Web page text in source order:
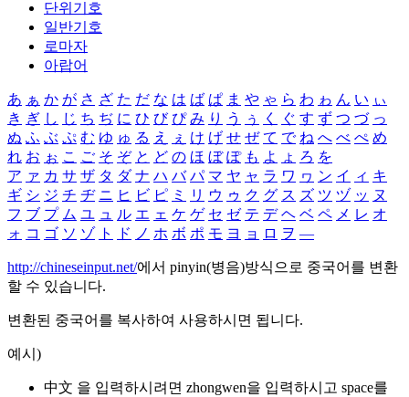
단위기호
일반기호
로마자
아랍어
あ ぁ か が さ ざ た だ な は ば ぱ ま や ゃ ら わ ゎ ん い ぃ
き ぎ し じ ち ぢ に ひ び ぴ み り う ぅ く ぐ す ず つ づ っ
ぬ ふ ぶ ぷ む ゆ ゅ る え ぇ け げ せ ぜ て で ね へ べ ぺ め
れ お ぉ こ ご そ ぞ と ど の ほ ぼ ぽ も よ ょ ろ を
ア ァ カ サ ザ タ ダ ナ ハ バ パ マ ヤ ャ ラ ワ ヮ ン イ ィ キ
ギ シ ジ チ ヂ ニ ヒ ビ ピ ミ リ ウ ゥ ク グ ス ズ ツ ヅ ッ ヌ
フ ブ プ ム ユ ュ ル エ ェ ケ ゲ セ ゼ テ デ ヘ ベ ペ メ レ オ
ォ コ ゴ ソ ゾ ト ド ノ ホ ボ ポ モ ヨ ョ ロ ヲ ―
http://chineseinput.net/에서 pinyin(병음)방식으로 중국어를 변환
할 수 있습니다.
변환된 중국어를 복사하여 사용하시면 됩니다.
예시)
中文 을 입력하시려면 zhongwen을 입력하시고 space를